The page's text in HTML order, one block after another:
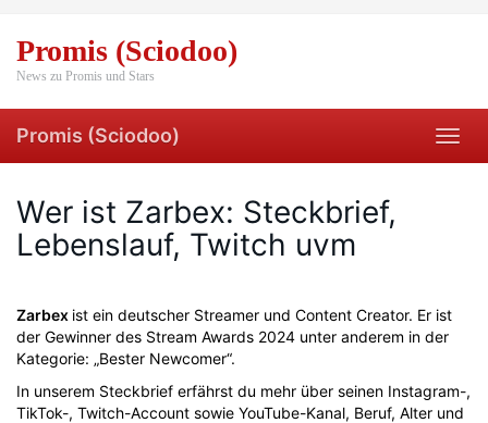
main
content
Promis (Sciodoo)
News zu Promis und Stars
Promis (Sciodoo)
Wer ist Zarbex: Steckbrief,
Lebenslauf, Twitch uvm
Zarbex ist ein deutscher Streamer und Content Creator. Er ist
der Gewinner des Stream Awards 2024 unter anderem in der
Kategorie: „Bester Newcomer“.
In unserem Steckbrief erfährst du mehr über seinen Instagram-,
TikTok-, Twitch-Account sowie YouTube-Kanal, Beruf, Alter und